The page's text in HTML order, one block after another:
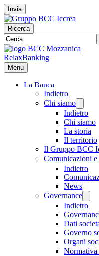
Invia
Ricerca
RelaxBanking
Menu
La Banca
Indietro
Chi siamo
Indietro
Chi siamo
La storia
Il territorio
Il Gruppo BCC
Comunicazioni e
Indietro
News
Governance
Indietro
Dati
Governo
Organi
Normativa